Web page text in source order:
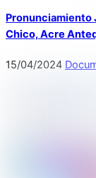
Pronunciamiento
Chico, Acre
15/04/2024